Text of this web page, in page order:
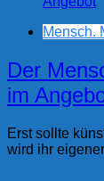
Mensch.
Der
im
Erst sollte
wird ihr